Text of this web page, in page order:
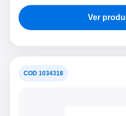
Ver
COD 1034318